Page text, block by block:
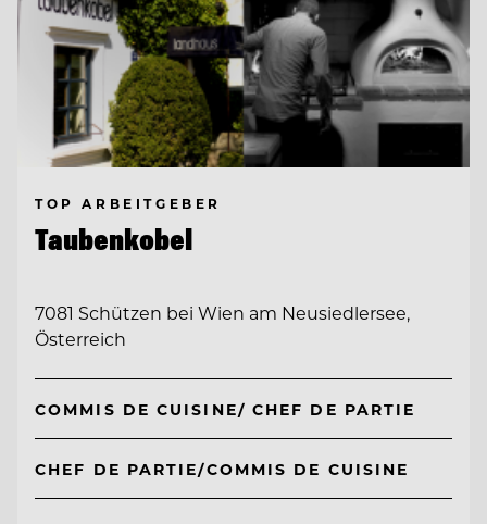
TOP ARBEITGEBER
Taubenkobel
7081 Schützen bei Wien am Neusiedlersee,
Österreich
COMMIS DE CUISINE/ CHEF DE PARTIE
CHEF DE PARTIE/COMMIS DE CUISINE